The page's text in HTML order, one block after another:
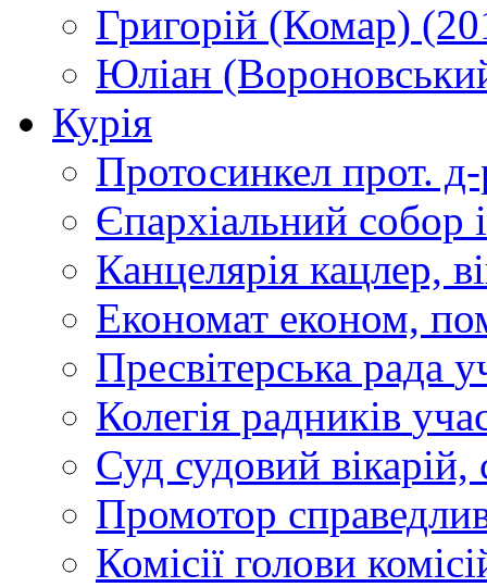
Григорій (Комар)
Юліан
Курія
Протосинкел прот.
Єпархіальний собор
Канцелярія кацлер,
Економат економ,
Пресвітерська рада
Колегія радників
Суд судовий вікарій,
Промотор
Комісії голови